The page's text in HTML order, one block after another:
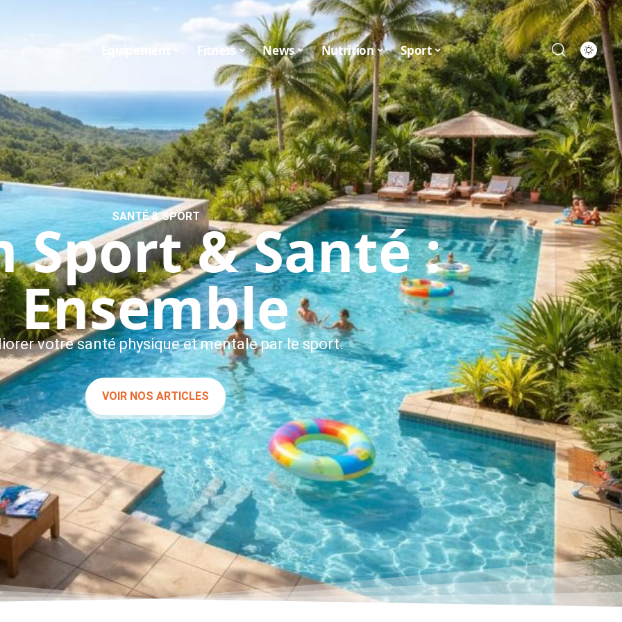
Equipement Fitness News Nutrition Sport
SANTÉ & SPORT
Sport & Santé :
Ensemble
votre santé physique et mentale par le sport.
VOIR NOS ARTICLES